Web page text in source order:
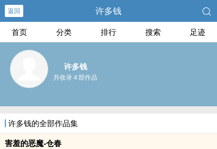
返回 许多钱
首页 分类 排行 搜索 足迹
许多钱
共收录 4 部作品
许多钱的全部作品集
害羞的恶魔-仓春